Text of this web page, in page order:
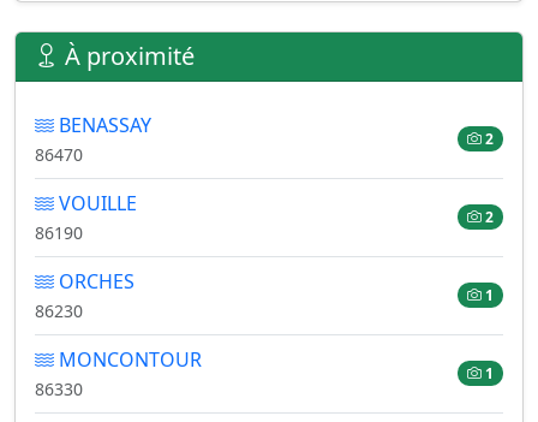
À proximité
BENASSAY
86470
2
VOUILLE
86190
2
ORCHES
86230
1
MONCONTOUR
86330
1